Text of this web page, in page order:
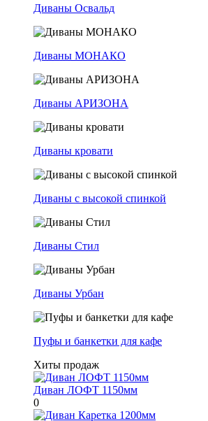
Диваны Освальд
Диваны МОНАКО
Диваны АРИЗОНА
Диваны кровати
Диваны с высокой спинкой
Диваны Стил
Диваны Урбан
Пуфы и банкетки для кафе
Хиты продаж
Диван ЛОФТ 1150мм
0